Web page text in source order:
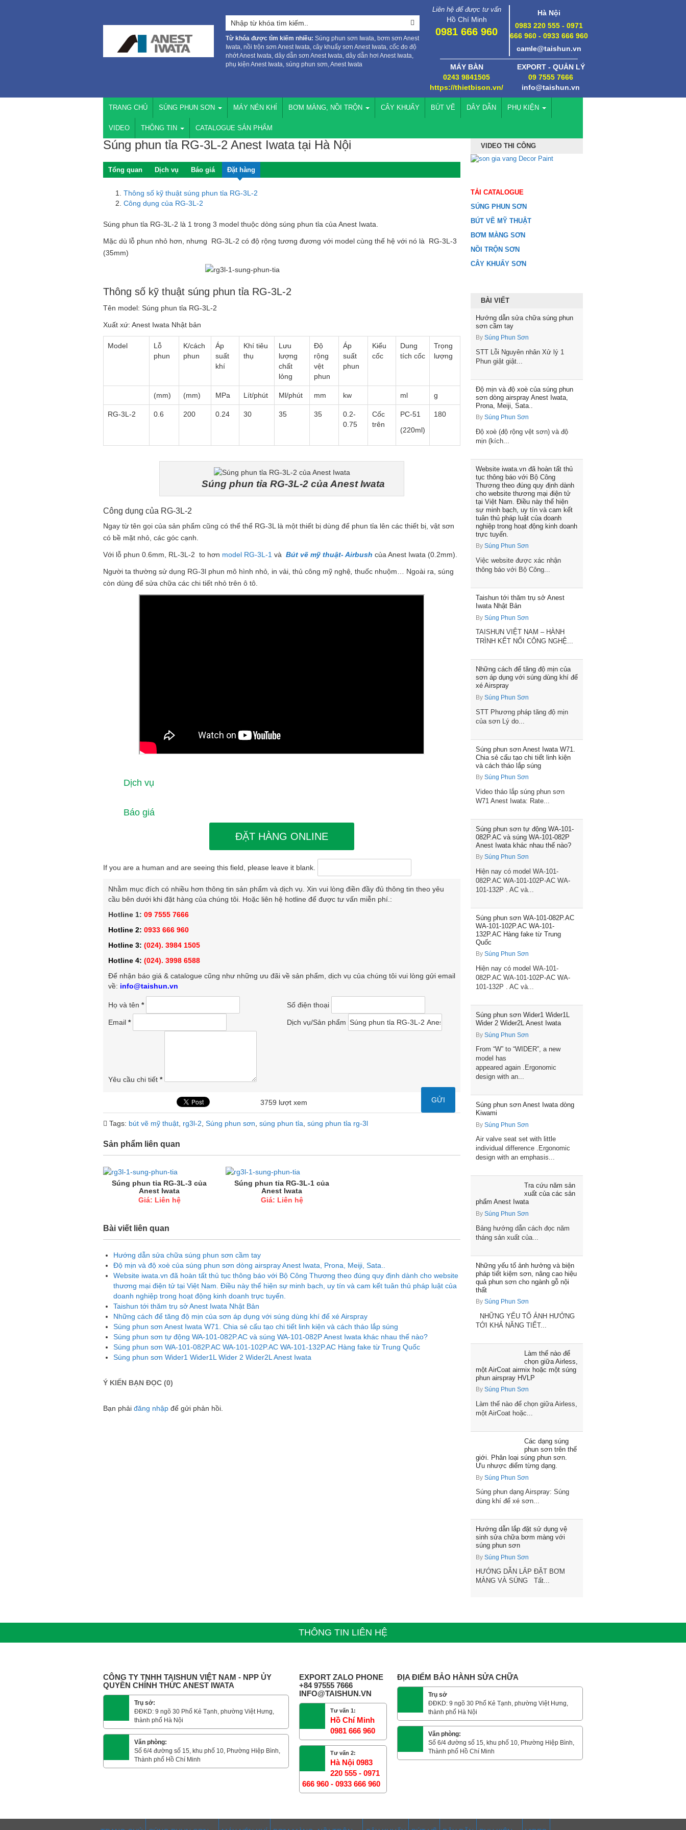
Từ khóa được tìm kiếm nhiều: Súng phun sơn Iwata, bơm sơn Anest
Iwata, nồi trộn sơn Anest Iwata, cây khuấy sơn Anest Iwata, cốc đo độ
nhớt Anest Iwata, dây dẫn sơn Anest Iwata, dây dẫn hơi Anest Iwata,
phụ kiện Anest Iwata, súng phun sơn, Anest Iwata
Liên hệ để được tư vấn
Hồ Chí Minh
0981 666 960
Hà Nội
0983 220 555 - 0971
666 960 - 0933 666 960
camle@taishun.vn
MÁY BÀN
0243 9841505
https://thietbison.vn/
EXPORT - QUẢN LÝ
09 7555 7666
info@taishun.vn
TRANG CHỦ SÚNG PHUN SƠN MÁY NÉN KHÍ BƠM MÀNG, NỒI TRỘN CÂY KHUẤY BÚT VẼ DÂY DẪN PHỤ KIỆN
VIDEO THÔNG TIN CATALOGUE SẢN PHẨM
Súng phun tỉa RG-3L-2 Anest Iwata tại Hà Nội
Tổng quan Dịch vụ Báo giá Đặt hàng
Thông số kỹ thuật súng phun tỉa RG-3L-2
Công dụng của RG-3L-2
Súng phun tỉa RG-3L-2 là 1 trong 3 model thuộc dòng súng phun tỉa của Anest Iwata.
Mặc dù lỗ phun nhỏ hơn, nhưng RG-3L-2 có độ rộng tương đương với model cùng thế hệ với nó là RG-3L-3
(35mm)
Thông số kỹ thuật súng phun tỉa RG-3L-2
Tên model: Súng phun tỉa RG-3L-2
Xuất xứ: Anest Iwata Nhật bản
Model
Lỗ
phun
K/cách
phun
Áp
suất
khí
Khí tiêu
thụ
Lưu
lượng
chất
lỏng
Độ
rộng
vệt
phun
Áp
suất
phun
Kiểu
cốc
Dung
tích cốc
Trọng
lượng
(mm) (mm) MPa Lít/phút Ml/phút mm kw ml g
RG-3L-2 0.6 200 0.24 30 35 35
0.2-
0.75
Cốc
trên
PC-51
(220ml)
180
Súng phun tỉa RG-3L-2 của Anest Iwata
Công dụng của RG-3L-2
Ngay từ tên gọi của sản phẩm cũng có thể thể RG-3L là một thiết bị dùng để phun tỉa lên các thiết bị, vật sơn
có bề mặt nhỏ, các góc cạnh.
Với lỗ phun 0.6mm, RL-3L-2 to hơn model RG-3L-1 và Bút vẽ mỹ thuật- Airbush của Anest Iwata (0.2mm).
Người ta thường sử dụng RG-3l phun mô hình nhỏ, in vải, thủ công mỹ nghệ, thuốc nhuộm… Ngoài ra, súng
còn dùng để sửa chữa các chi tiết nhỏ trên ô tô.
Dịch vụ
Báo giá
ĐẶT HÀNG ONLINE
If you are a human and are seeing this field, please leave it blank.
Nhằm mục đích có nhiều hơn thông tin sản phẩm và dịch vụ. Xin vui lòng điền đầy đủ thông tin theo yêu
cầu bên dưới khi đặt hàng của chúng tôi. Hoặc liên hệ hotline để được tư vấn miễn phí.:
Hotline 1: 09 7555 7666
Hotline 2: 0933 666 960
Hotline 3: (024). 3984 1505
Hotline 4: (024). 3998 6588
Để nhận báo giá & catalogue cũng như những ưu đãi về sản phẩm, dịch vụ của chúng tôi vui lòng gửi email
về: info@taishun.vn
Họ và tên * Số điện thoại
Email * Dịch vụ/Sản phẩm
Yêu cầu chi tiết *
3759 lượt xem
Tags: bút vẽ mỹ thuật, rg3l-2, Súng phun sơn, súng phun tỉa, súng phun tỉa rg-3l
Sản phẩm liên quan
Súng phun tỉa RG-3L-3 của
Anest Iwata
Giá: Liên hệ
Súng phun tỉa RG-3L-1 của
Anest Iwata
Giá: Liên hệ
Bài viết liên quan
Hướng dẫn sửa chữa súng phun sơn cầm tay
Độ mịn và độ xoè của súng phun sơn dòng airspray Anest Iwata, Prona, Meiji, Sata..
Website iwata.vn đã hoàn tất thủ tục thông báo với Bộ Công Thương theo đúng quy định dành cho website
thương mại điện tử tại Việt Nam. Điều này thể hiện sự minh bạch, uy tín và cam kết tuân thủ pháp luật của
doanh nghiệp trong hoạt động kinh doanh trực tuyến.
Taishun tới thăm trụ sở Anest Iwata Nhật Bản
Những cách để tăng độ mịn của sơn áp dụng với súng dùng khí để xé Airspray
Súng phun sơn Anest Iwata W71. Chia sẻ cấu tạo chi tiết linh kiện và cách tháo lắp súng
Súng phun sơn tự động WA-101-082P.AC và súng WA-101-082P Anest Iwata khác nhau thế nào?
Súng phun sơn WA-101-082P.AC WA-101-102P.AC WA-101-132P.AC Hàng fake từ Trung Quốc
Súng phun sơn Wider1 Wider1L Wider 2 Wider2L Anest Iwata
Ý KIẾN BẠN ĐỌC (0)
Bạn phải đăng nhập để gửi phản hồi.
VIDEO THI CÔNG
TẢI CATALOGUE
SÚNG PHUN SƠN
BÚT VẼ MỸ THUẬT
BƠM MÀNG SƠN
NỒI TRỘN SƠN
CÂY KHUẤY SƠN
BÀI VIẾT
Hướng dẫn sửa chữa súng phun
sơn cầm tay
By Súng Phun Sơn
STT Lỗi Nguyên nhân Xử lý 1
Phun giật giật...
Độ mịn và độ xoè của súng phun
sơn dòng airspray Anest Iwata,
Prona, Meiji, Sata..
By Súng Phun Sơn
Độ xoè (độ rộng vệt sơn) và độ
mịn (kích...
Website iwata.vn đã hoàn tất thủ
tục thông báo với Bộ Công
Thương theo đúng quy định dành
cho website thương mại điện tử
tại Việt Nam. Điều này thể hiện
sự minh bạch, uy tín và cam kết
tuân thủ pháp luật của doanh
nghiệp trong hoạt động kinh doanh
trực tuyến.
By Súng Phun Sơn
Việc website được xác nhận
thông báo với Bộ Công...
Taishun tới thăm trụ sở Anest
Iwata Nhật Bản
By Súng Phun Sơn
TAISHUN VIỆT NAM – HÀNH
TRÌNH KẾT NỐI CÔNG NGHỆ...
Những cách để tăng độ mịn của
sơn áp dụng với súng dùng khí để
xé Airspray
By Súng Phun Sơn
STT Phương pháp tăng độ mịn
của sơn Lý do...
Súng phun sơn Anest Iwata W71.
Chia sẻ cấu tạo chi tiết linh kiện
và cách tháo lắp súng
By Súng Phun Sơn
Video tháo lắp súng phun sơn
W71 Anest Iwata: Rate...
Súng phun sơn tự động WA-101-
082P.AC và súng WA-101-082P
Anest Iwata khác nhau thế nào?
By Súng Phun Sơn
Hiện nay có model WA-101-
082P.AC WA-101-102P-AC WA-
101-132P . AC và...
Súng phun sơn WA-101-082P.AC
WA-101-102P.AC WA-101-
132P.AC Hàng fake từ Trung
Quốc
By Súng Phun Sơn
Hiện nay có model WA-101-
082P.AC WA-101-102P-AC WA-
101-132P . AC và...
Súng phun sơn Wider1 Wider1L
Wider 2 Wider2L Anest Iwata
By Súng Phun Sơn
From “W” to “WIDER”, a new
model has
appeared again .Ergonomic
design with an...
Súng phun sơn Anest Iwata dòng
Kiwami
By Súng Phun Sơn
Air valve seat set with little
individual difference .Ergonomic
design with an emphasis...
Tra cứu năm sản
xuất của các sản
phẩm Anest Iwata
By Súng Phun Sơn
Bảng hướng dẫn cách đọc năm
tháng sản xuất của...
Những yếu tố ảnh hưởng và biện
pháp tiết kiệm sơn, nâng cao hiệu
quả phun sơn cho ngành gỗ nội
thất
By Súng Phun Sơn
NHỮNG YẾU TỐ ẢNH HƯỞNG
TỚI KHẢ NĂNG TIẾT...
Làm thế nào để
chọn giữa Airless,
một AirCoat airmix hoặc một súng
phun airspray HVLP
By Súng Phun Sơn
Làm thế nào để chọn giữa Airless,
một AirCoat hoặc...
Các dạng súng
phun sơn trên thế
giới. Phân loại súng phun sơn.
Ưu nhược điểm từng dạng.
By Súng Phun Sơn
Súng phun dạng Airspray: Súng
dùng khí để xé sơn...
Hướng dẫn lắp đặt sử dụng vệ
sinh sửa chữa bơm màng với
súng phun sơn
By Súng Phun Sơn
HƯỚNG DẪN LẮP ĐẶT BƠM
MÀNG VÀ SÚNG Tất...
THÔNG TIN LIÊN HỆ
CÔNG TY TNHH TAISHUN VIỆT NAM - NPP ỦY
QUYỀN CHÍNH THỨC ANEST IWATA
Trụ sở:
ĐĐKD: 9 ngõ 30 Phố Kẻ Tạnh, phường Việt Hưng,
thành phố Hà Nội
Văn phòng:
Số 6/4 đường số 15, khu phố 10, Phường Hiệp Bình,
Thành phố Hồ Chí Minh
EXPORT ZALO PHONE
+84 97555 7666
INFO@TAISHUN.VN
Tư vấn 1:
Hồ Chí Minh
0981 666 960
Tư vấn 2:
Hà Nội 0983
220 555 - 0971
666 960 - 0933 666 960
ĐỊA ĐIỂM BẢO HÀNH SỬA CHỮA
Trụ sở
ĐĐKD: 9 ngõ 30 Phố Kẻ Tạnh, phường Việt Hưng,
thành phố Hà Nội
Văn phòng:
Số 6/4 đường số 15, khu phố 10, Phường Hiệp Bình,
Thành phố Hồ Chí Minh